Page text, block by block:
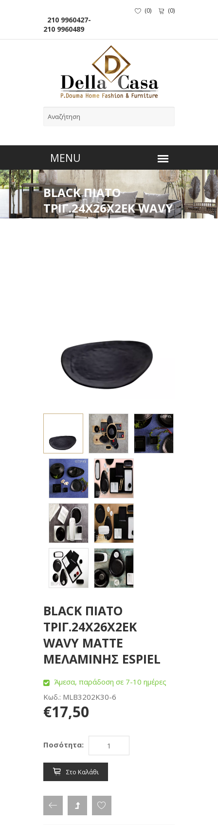
210 9960427-
210 9960489
(0) (0)
BLACK ΠΙΑΤΟ
ΤΡΙΓ.24Χ26Χ2ΕΚ WAVY
MATTE ΜΕΛΑΜΙΝΗΣ
BLACK ΠΙΑΤΟ
ΤΡΙΓ.24Χ26Χ2ΕΚ
WAVY MATTE
ΜΕΛΑΜΙΝΗΣ ESPIEL
Άμεσα, παράδοση σε 7-10 ημέρες
Κωδ.: MLB3202K30-6
€17,50
Ποσότητα:
Στο Καλάθι